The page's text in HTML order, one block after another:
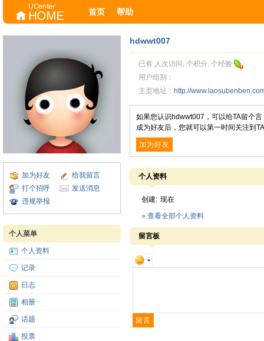
首页 帮助
加为好友
给我留言
打个招呼
发送消息
违规举报
个人菜单
个人资料
记录
日志
相册
话题
投票
hdwwt007
已有 人次访问, 个积分, 个经验
用户组别：
主页地址： http://
如果您认识hdwwt007，可以给TA留个
成为好友后，您就可以第一时间关注到
加为好友
个人资料
创建: 现在
» 查看全部个人资料
留言板